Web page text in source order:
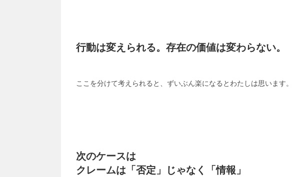
行動は変えられる。存在の価値は変わらない。
ここを分けて考えられると、ずいぶん楽になるとわたしは思います。
次のケースは
クレームは「否定」じゃなく「情報」